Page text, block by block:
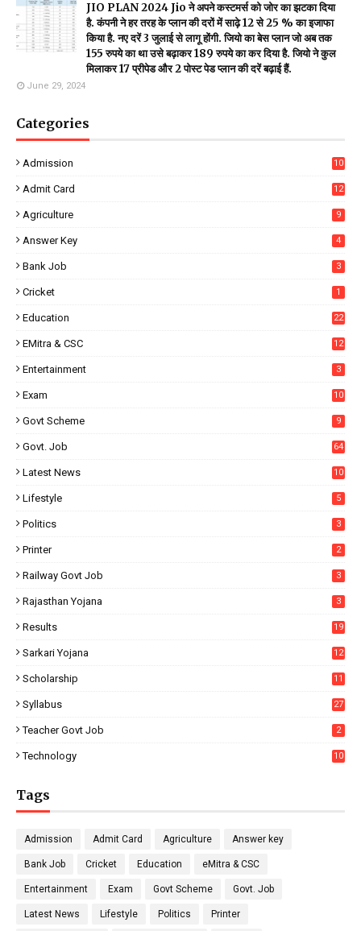
JIO PLAN 2024 Jio ने अपने कस्टमर्स को जोर का झटका दिया
है. कंपनी ने हर तरह के प्लान की दरों में साढ़े 12 से 25 % का इजाफा
किया है. नए दरें 3 जुलाई से लागू होंगी. जियो का बेस प्लान जो अब तक
155 रुपये का था उसे बढ़ाकर 189 रुपये का कर दिया है. जियो ने कुल
मिलाकर 17 प्रीपेड और 2 पोस्ट पेड प्लान की दरें बढ़ाई हैं.
June 29, 2024
Categories
Admission 10
Admit Card 12
Agriculture 9
Answer Key 4
Bank Job 3
Cricket 1
Education 22
EMitra & CSC 12
Entertainment 3
Exam 10
Govt Scheme 9
Govt. Job 64
Latest News 10
Lifestyle 5
Politics 3
Printer 2
Railway Govt Job 3
Rajasthan Yojana 3
Results 19
Sarkari Yojana 12
Scholarship 11
Syllabus 27
Teacher Govt Job 2
Technology 10
Tags
Admission Admit Card Agriculture Answer key
Bank Job Cricket Education eMitra & CSC
Entertainment Exam Govt Scheme Govt. Job
Latest News Lifestyle Politics Printer